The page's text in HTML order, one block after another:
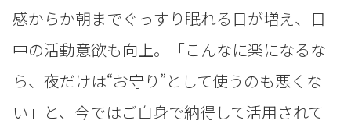
感からか朝までぐっすり眠れる日が増え、日
中の活動意欲も向上。「こんなに楽になるな
ら、夜だけは“お守り”として使うのも悪くな
い」と、今ではご自身で納得して活用されて